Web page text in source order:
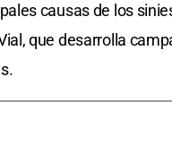
causas de los
que desarrolla